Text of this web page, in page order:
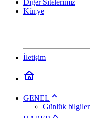
Diğer Sitelerimiz
Künye
İletişim
GENEL
Günlük bilgiler